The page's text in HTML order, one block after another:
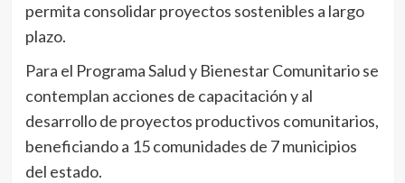
permita consolidar proyectos sostenibles a largo
plazo.
Para el Programa Salud y Bienestar Comunitario se
contemplan acciones de capacitación y al
desarrollo de proyectos productivos comunitarios,
beneficiando a 15 comunidades de 7 municipios
del estado.